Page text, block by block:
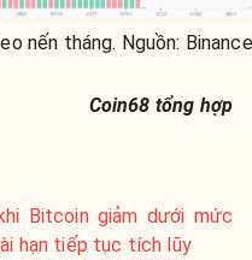
nến tháng. Nguồn: Binance
Coin68 tổng hợp
Bitcoin giảm dưới mức
hạn tiếp tục tích lũy